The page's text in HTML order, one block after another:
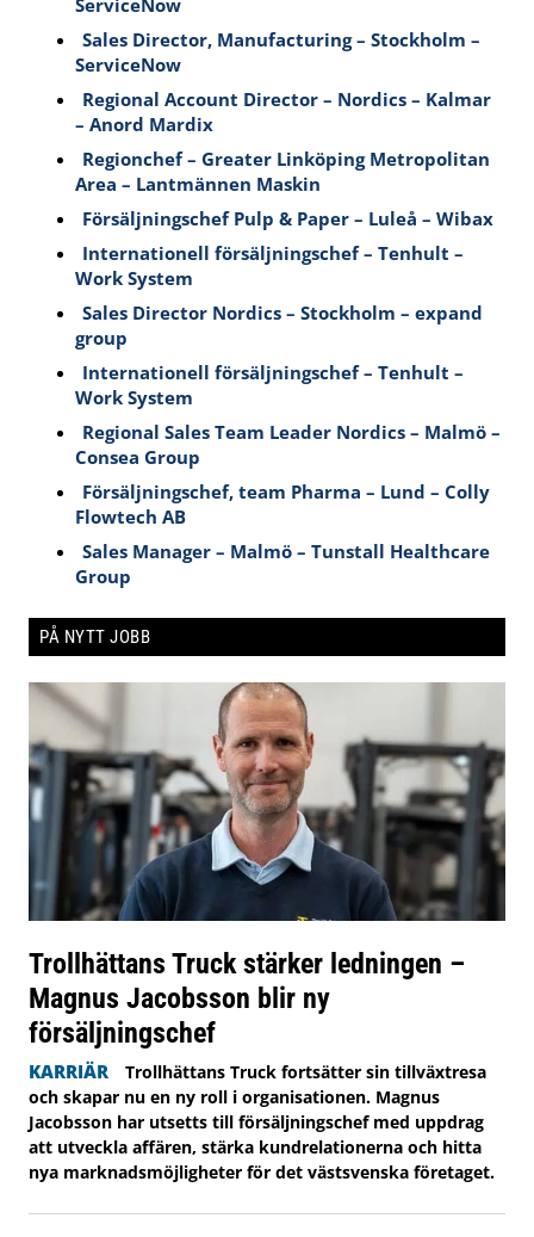
Sales Director, Manufacturing – Stockholm –
ServiceNow
Regional Account Director – Nordics – Kalmar
– Anord Mardix
Regionchef – Greater Linköping Metropolitan
Area – Lantmännen Maskin
Försäljningschef Pulp & Paper – Luleå – Wibax
Internationell försäljningschef – Tenhult –
Work System
Sales Director Nordics – Stockholm – expand
group
Internationell försäljningschef – Tenhult –
Work System
Regional Sales Team Leader Nordics – Malmö –
Consea Group
Försäljningschef, team Pharma – Lund – Colly
Flowtech AB
Sales Manager – Malmö – Tunstall Healthcare
Group
PÅ NYTT JOBB
Trollhättans Truck stärker ledningen –
Magnus Jacobsson blir ny
försäljningschef
KARRIÄR
Trollhättans Truck fortsätter sin tillväxtresa
och skapar nu en ny roll i organisationen. Magnus
Jacobsson har utsetts till försäljningschef med uppdrag
att utveckla affären, stärka kundrelationerna och hitta
nya marknadsmöjligheter för det västsvenska företaget.